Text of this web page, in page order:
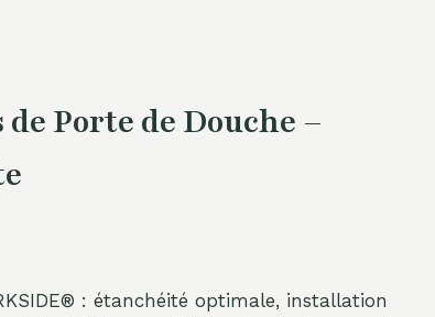
Porte de Douche –
: étanchéité optimale, installation